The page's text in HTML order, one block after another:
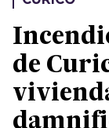
de